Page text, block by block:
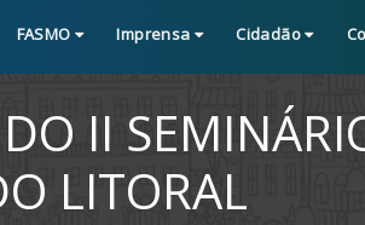
FASMO Imprensa Cidadão
II
LITORAL